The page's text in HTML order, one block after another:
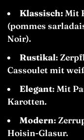
Klassisch:Mit
(pommes
Noir).
Rustikal:
Cassoulet mit
Elegant: Mit
Karotten.
Modern:
Hoisin-Glasur.